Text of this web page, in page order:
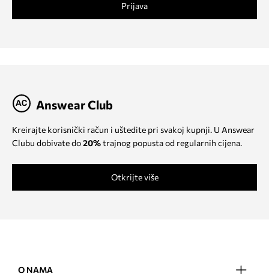
Prijava
Answear Club
Kreirajte korisnički račun i uštedite pri svakoj kupnji. U Answear
Clubu dobivate do20%trajnog popusta od regularnih cijena.
Otkrijte više
O NAMA